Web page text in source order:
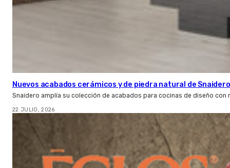
Nuevos acabados cerámicos y de piedra natural de Snaidero
Snaidero amplía su colección de acabados para cocinas de diseño
22 JULIO, 2026